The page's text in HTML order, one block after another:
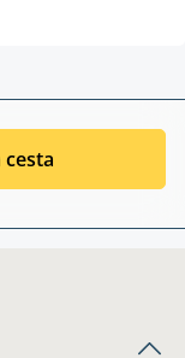
cesta